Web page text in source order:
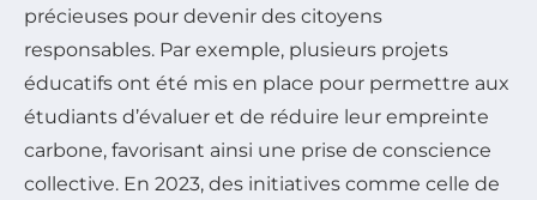
précieuses pour devenir des citoyens
responsables. Par exemple, plusieurs projets
éducatifs ont été mis en place pour permettre aux
étudiants d’évaluer et de réduire leur empreinte
carbone, favorisant ainsi une prise de conscience
collective. En 2023, des initiatives comme celle de